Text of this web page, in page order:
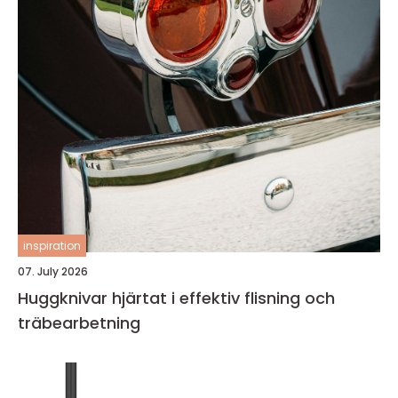
inspiration
07. July 2026
Huggknivar hjärtat i effektiv flisning och
träbearbetning